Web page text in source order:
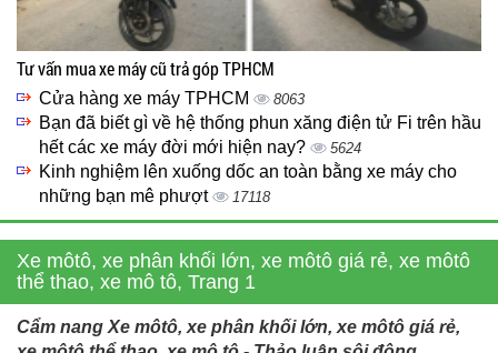
Tư vấn mua xe máy cũ trả góp TPHCM
Cửa hàng xe máy TPHCM 8063
Bạn đã biết gì về hệ thống phun xăng điện tử Fi trên hầu
hết các xe máy đời mới hiện nay?
5624
Kinh nghiệm lên xuống dốc an toàn bằng xe máy cho
những bạn mê phượt
17118
Xe môtô, xe phân khối lớn, xe môtô giá rẻ, xe môtô
thể thao, xe mô tô, Trang 1
Cẩm nang Xe môtô, xe phân khối lớn, xe môtô giá rẻ,